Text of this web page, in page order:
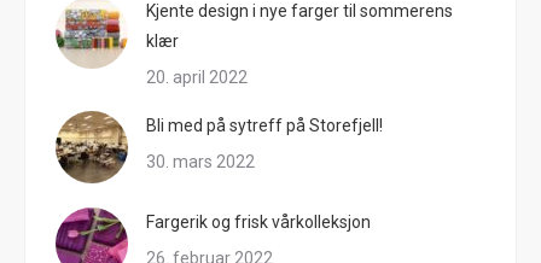
Kjente design i nye farger til sommerens
klær
20. april 2022
Bli med på sytreff på Storefjell!
30. mars 2022
Fargerik og frisk vårkolleksjon
26. februar 2022